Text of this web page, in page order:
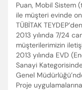
Puan, Mobil Sistem
ile müşteri evinde
TÜBİTAK
2013 yılında 7/24
müşterilerimizin
2013 yılında EVD
Sanayi
Genel
Proje